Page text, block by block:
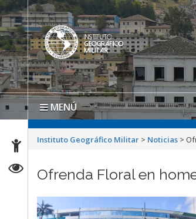
MENÚ
Instituto Geográfico Militar > Noticias >
Ofrenda Floral en